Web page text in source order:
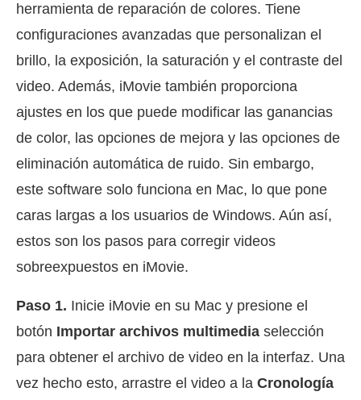
herramienta de reparación de colores. Tiene
configuraciones avanzadas que personalizan el
brillo, la exposición, la saturación y el contraste del
video. Además, iMovie también proporciona
ajustes en los que puede modificar las ganancias
de color, las opciones de mejora y las opciones de
eliminación automática de ruido. Sin embargo,
este software solo funciona en Mac, lo que pone
caras largas a los usuarios de Windows. Aún así,
estos son los pasos para corregir videos
sobreexpuestos en iMovie.
Paso 1. Inicie iMovie en su Mac y presione el
botón Importar archivos multimedia selección
para obtener el archivo de video en la interfaz. Una
vez hecho esto, arrastre el video a la Cronología